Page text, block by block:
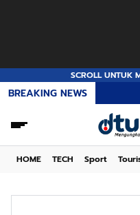
SCROLL UNTUK
BREAKING NEWS
HOME TECH Sport